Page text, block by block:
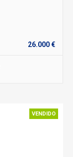
26.000 €
VENDIDO